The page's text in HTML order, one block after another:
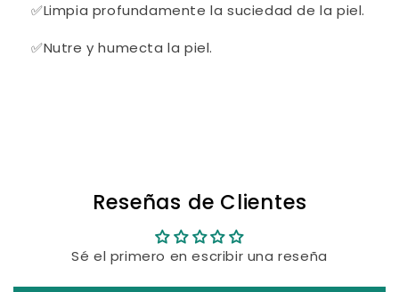
✅Limpia profundamente la suciedad de la piel.
✅Nutre y humecta la piel.
Reseñas de Clientes
Sé el primero en escribir una reseña